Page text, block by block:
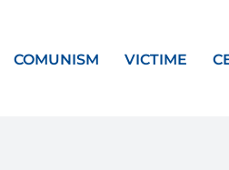
COMUNISM VICTIME